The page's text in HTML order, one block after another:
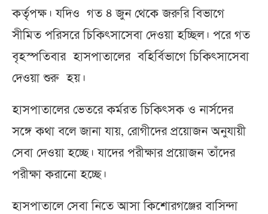
কর্তৃপক্ষ। যদিও গত ৪ জুন থেকে জরুরি বিভাগে
সীমিত পরিসরে চিকিৎসাসেবা দেওয়া হচ্ছিল। পরে গত
বৃহস্পতিবার হাসপাতালের বহির্বিভাগে চিকিৎসাসেবা
দেওয়া শুরু হয়।
হাসপাতালের ভেতরে কর্মরত চিকিৎসক ও নার্সদের
সঙ্গে কথা বলে জানা যায়, রোগীদের প্রয়োজন অনুযায়ী
সেবা দেওয়া হচ্ছে। যাদের পরীক্ষার প্রয়োজন তাঁদের
পরীক্ষা করানো হচ্ছে।
হাসপাতালে সেবা নিতে আসা কিশোরগঞ্জের বাসিন্দা